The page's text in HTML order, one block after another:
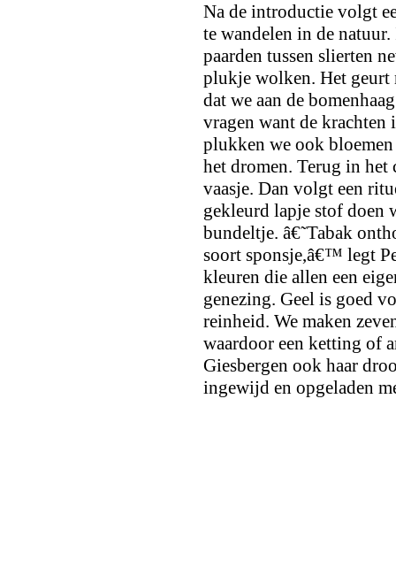
Na de introductie volgt
te wandelen in de
paarden tussen slierten
plukje wolken. Het geurt
dat we aan de
vragen want de krachten
plukken we ook
het dromen. Terug in
vaasje. Dan volgt een
gekleurd lapje stof doen
bundeltje. â€˜Tabak
soort sponsje,â€™ legt
kleuren die allen een
genezing. Geel is goed
reinheid. We maken
waardoor een ketting of
Giesbergen ook haar
ingewijd en opgeladen